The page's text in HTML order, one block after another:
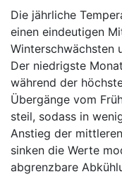
Die jährliche
einen eindeutigen
Winterschwächsten
Der niedrigste
während der
Übergänge vom
steil, sodass in
Anstieg der
sinken die Werte
abgrenzbare